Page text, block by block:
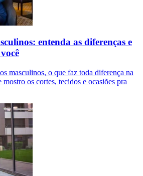
entenda as diferenças e
masculinos, o que faz toda diferença na
os cortes, tecidos e ocasiões pra